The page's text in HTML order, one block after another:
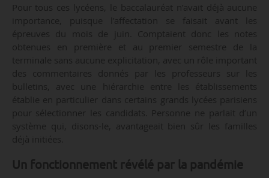
Pour tous ces lycéens, le baccalauréat n’avait déjà aucune
importance, puisque l’affectation se faisait avant les
épreuves du mois de juin. Comptaient donc les notes
obtenues en première et au premier semestre de la
terminale sans aucune explicitation, avec un rôle important
des commentaires donnés par les professeurs sur les
bulletins, avec une hiérarchie entre les établissements
établie en particulier dans certains grands lycées parisiens
pour sélectionner les candidats. Personne ne parlait d’un
système qui, disons-le, avantageait bien sûr les familles
déjà initiées.
Un fonctionnement révélé par la pandémie